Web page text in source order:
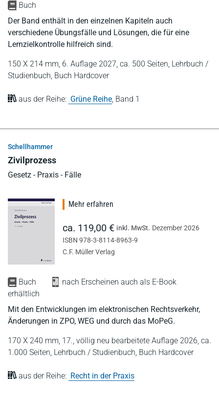
Buch
Der Band enthält in den einzelnen Kapiteln auch
verschiedene Übungsfälle und Lösungen, die für eine
Lernzielkontrolle hilfreich sind.
150 X 214 mm, 6. Auflage 2027, ca. 500 Seiten, Lehrbuch /
Studienbuch, Buch Hardcover
aus der Reihe: Grüne Reihe, Band 1
Schellhammer
Zivilprozess
Gesetz - Praxis - Fälle
Buch
nach Erscheinen auch als E-Book
erhältlich
Mit den Entwicklungen im elektronischen Rechtsverkehr,
Änderungen in ZPO, WEG und durch das MoPeG.
170 X 240 mm, 17., völlig neu bearbeitete Auflage 2026, ca.
1.000 Seiten, Lehrbuch / Studienbuch, Buch Hardcover
aus der Reihe: Recht in der Praxis
Mehr erfahren
ca. 119,00 € inkl. MwSt. Dezember 2026
ISBN 978-3-8114-8963-9
C.F. Müller Verlag